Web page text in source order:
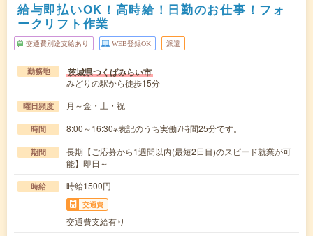
給与即払いOK！高時給！日勤のお仕事！フォ
ークリフト作業
交通費別途支給あり WEB登録OK 派遣
勤務地 茨城県つくばみらい市
みどりの駅から徒歩15分
曜日頻度 月～金・土・祝
時間 8:00～16:30※表記のうち実働7時間25分です。
期間
長期【ご応募から1週間以内(最短2日目)のスピード就業が可
能】即日～
時給 時給1500円
交通費
交通費支給有り